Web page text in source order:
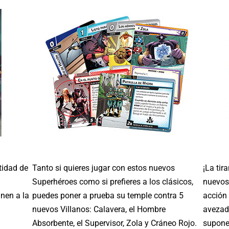
de
a la
Tanto si quieres jugar con estos nuevos
Superhéroes como si prefieres a los clásicos,
puedes poner a prueba su temple contra 5
nuevos Villanos: Calavera, el Hombre
Absorbente, el Supervisor, Zola y Cráneo Rojo.
¡La
acción